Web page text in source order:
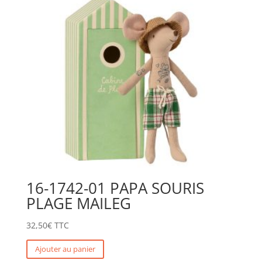
16-1742-01 PAPA SOURIS
PLAGE MAILEG
32,50€ TTC
Ajouter au panier